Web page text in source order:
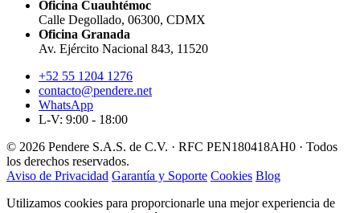
Oficina Cuauhtémoc
Calle Degollado, 06300, CDMX
Oficina Granada
Av. Ejército Nacional 843, 11520
+52 55 1204 1276
contacto@pendere.net
WhatsApp
L-V: 9:00 - 18:00
© 2026 Pendere S.A.S. de C.V. · RFC PEN180418AH0 · Todos
los derechos reservados.
Aviso de Privacidad Garantía y Soporte Cookies Blog
Utilizamos cookies para proporcionarle una mejor experiencia de